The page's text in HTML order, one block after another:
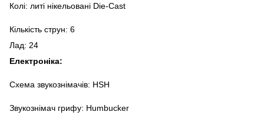
Колі: литі нікельовані Die-Cast
Кількість струн: 6
Лад: 24
Електроніка:
Схема звукознімачів: HSH
Звукознімач грифу: Humbucker